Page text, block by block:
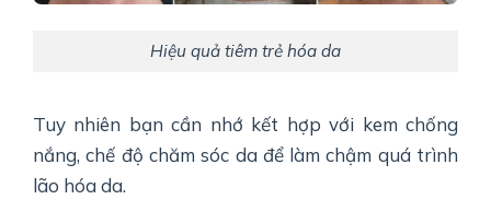
Hiệu quả tiêm trẻ hóa da
Tuy nhiên bạn cần nhớ kết hợp với kem chống
nắng, chế độ chăm sóc da để làm chậm quá trình
lão hóa da.